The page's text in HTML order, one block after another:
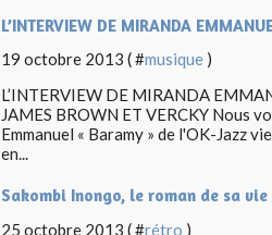
L’INTERVIEW DE MIRANDA
19 octobre 2013 ( #musique )
L’INTERVIEW DE MIRANDA
JAMES BROWN ET VERCKY Nous
Emmanuel « Baramy » de l'OK-Jazz
en...
Sakombi Inongo, le roman de sa vie
25 octobre 2013 ( #rétro )